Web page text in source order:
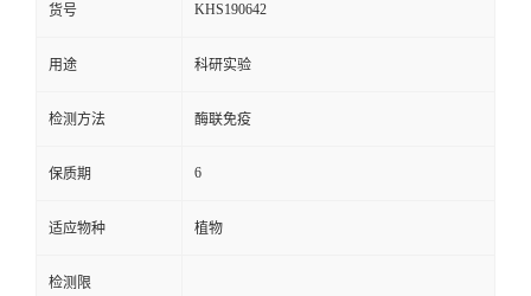
货号 KHS190642
用途 科研实验
检测方法 酶联免疫
保质期 6
适应物种 植物
检测限